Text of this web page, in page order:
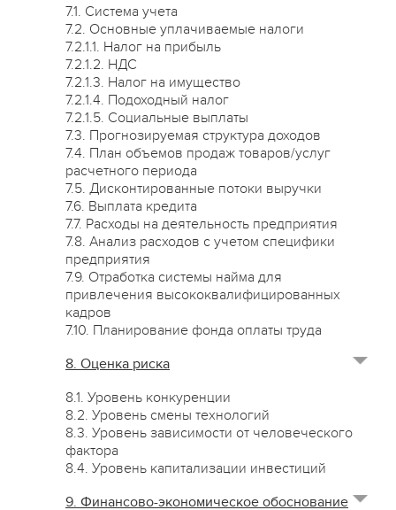
7.1. Система учета
7.2. Основные уплачиваемые налоги
7.2.1.1. Налог на прибыль
7.2.1.2. НДС
7.2.1.3. Налог на имущество
7.2.1.4. Подоходный налог
7.2.1.5. Социальные выплаты
7.3. Прогнозируемая структура доходов
7.4. План объемов продаж товаров/услуг
расчетного периода
7.5. Дисконтированные потоки выручки
7.6. Выплата кредита
7.7. Расходы на деятельность предприятия
7.8. Анализ расходов с учетом специфики
предприятия
7.9. Отработка системы найма для
привлечения высококвалифицированных
кадров
7.10. Планирование фонда оплаты труда
8. Оценка риска
8.1. Уровень конкуренции
8.2. Уровень смены технологий
8.3. Уровень зависимости от человеческого
фактора
8.4. Уровень капитализации инвестиций
9. Финансово-экономическое обоснование